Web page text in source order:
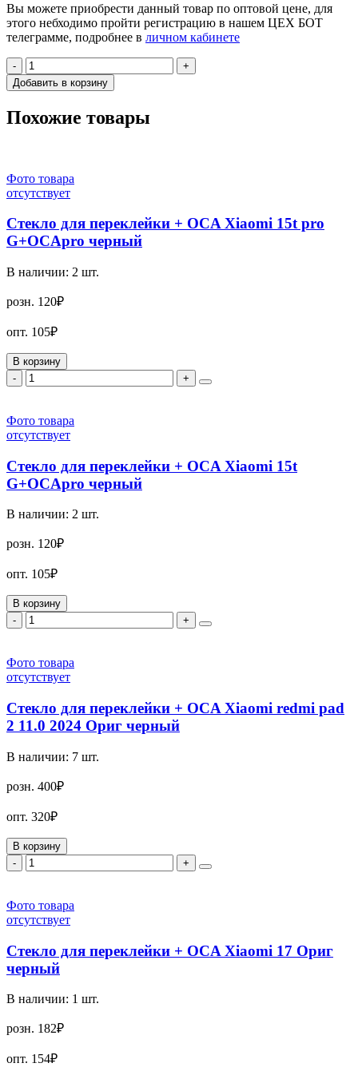
Вы можете приобрести данный товар по оптовой цене, для
этого небходимо пройти регистрацию в нашем ЦЕХ БОТ
телеграмме, подробнее в личном кабинете
-
+
Добавить в корзину
Похожие товары
Фото товара
отсутствует
Стекло для переклейки + OCA Xiaomi 15t pro
G+OCApro черный
В наличии: 2 шт.
розн. 120₽
опт. 105₽
В корзину
-
+
Фото товара
отсутствует
Стекло для переклейки + OCA Xiaomi 15t
G+OCApro черный
В наличии: 2 шт.
розн. 120₽
опт. 105₽
В корзину
-
+
Фото товара
отсутствует
Стекло для переклейки + OCA Xiaomi redmi pad
2 11.0 2024 Ориг черный
В наличии: 7 шт.
розн. 400₽
опт. 320₽
В корзину
-
+
Фото товара
отсутствует
Стекло для переклейки + OCA Xiaomi 17 Ориг
черный
В наличии: 1 шт.
розн. 182₽
опт. 154₽